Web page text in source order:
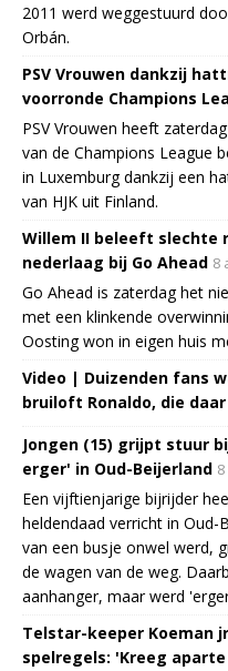
2011 werd weggestuurd
Orbán.
PSV Vrouwen dankzij
voorronde Champions
PSV Vrouwen heeft
van de Champions League
in Luxemburg dankzij een
van HJK uit Finland.
Willem II beleeft slechte
nederlaag bij Go Ahead 8
Go Ahead is zaterdag het
met een klinkende
Oosting won in eigen huis
Video | Duizenden fans
bruiloft Ronaldo, die
Jongen (15) grijpt stuur
erger' in Oud-Beijerland
Een vijftienjarige bijrijder
heldendaad verricht in
van een busje onwel werd,
de wagen van de weg.
aanhanger, maar werd
Telstar-keeper Koeman
spelregels: 'Kreeg